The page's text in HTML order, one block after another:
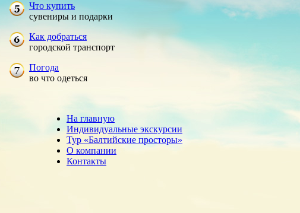
Что купить
сувениры и подарки
Как добраться
городской транспорт
Погода
во что одеться
На главную
Индивидуальные экскурсии
Тур «Балтийские просторы»
О компании
Контакты